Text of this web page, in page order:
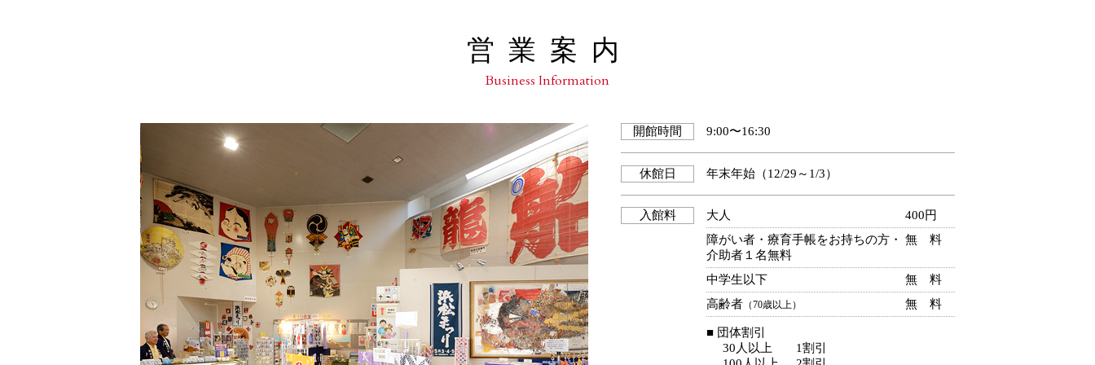
営業案内
Business Information
開館時間 9:00〜16:30
休館日 年末年始（12/29～1/3）
入館料 大人
400円
障がい者・療育手帳をお持ちの方・
介助者１名無料
無 料
中学生以下
無 料
高齢者 （70歳以上） 無 料
■ 団体割引
30人以上
1割引